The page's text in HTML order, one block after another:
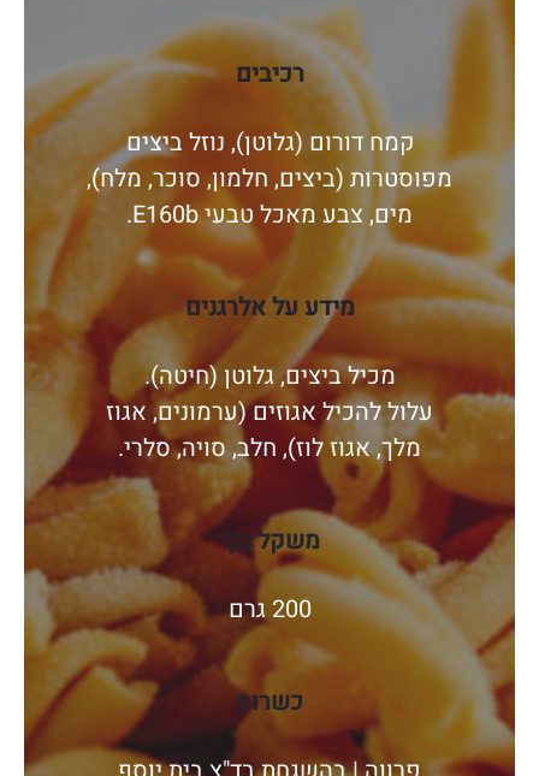
רכיבים
קמח דורום (גלוטן), נוזל ביצים
מפוסטרות (ביצים, חלמון, סוכר, מלח),
מים, צבע מאכל טבעי E160b.
מידע על אלרגנים
מכיל ביצים, גלוטן (חיטה).
עלול להכיל אגוזים (ערמונים, אגוז
מלך, אגוז לוז), חלב, סויה, סלרי.
משקל נקי
200 גרם
כשרות